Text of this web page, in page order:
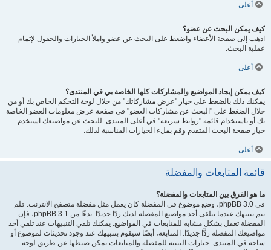
أعلى
كيف يمكن البحث عن عضو؟
اذهب إلى صفحة الأعضاء واضغط على البحث عن عضو واملأ الخيارات والحقول لإتمام
عملية البحث.
أعلى
كيف يمكن إيجاد المواضيع والمشاركات كلها الخاصة بي في المنتدى؟
يمكنك ذلك بالضغط على خيار "عرض مشاركاتك" من خلال لوحة التحكم الخاص بك أو من
خلال الضغط على "البحث عن مشاركات العضو" في صفحة عرض معلومات العضو الخاصة
بك أو باستخدام قائمة "روابط سريعة" في أعلى المنتدى. للبحث عن مواضيعك استخدم
خيار صفحة البحث المتقدم وقم بملء الخيارات المناسبة لذلك.
أعلى
قائمة المتابعات والمفضلة
ما هو الفرق بين المتابعات والمفضلة؟
في phpBB 3.0، وضع موضوع في المفضلة كان يعمل مثل مفضلة متصفح الانترنت. فلم
يتم تنبيهك عندما يتلقى أحد مواضيع المفضلة لديك ردًا جديدًا. بدءًا من phpBB 3.1، فإن
المفضلة تعمل بشكل مشابه للمتابعات في المواضيع. يمكنك تلقي التنبيهات عند تلقي أحد
مواضيعك المفضلة ردًّا جديدًا. المتابعة، أيضًا سيقوم بتنبيهك عند وجود تحديثات لموضوع أو
ساحة في المنتدى. خيارات التنبيه للمفضلة والمتابعات يمكن ضبطها عن طريق لوحة